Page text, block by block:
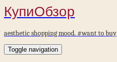
КупиОбзор
aesthetic shopping mood. #want to buy
Toggle navigation